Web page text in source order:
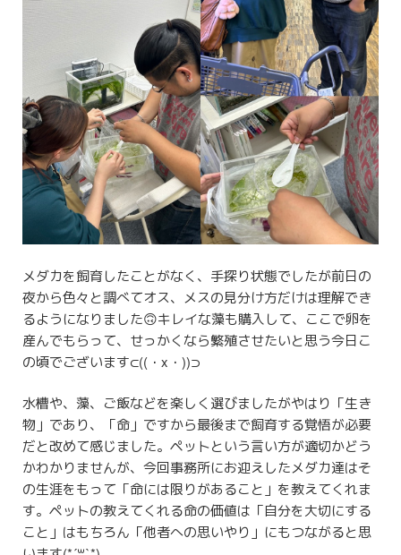
メダカを飼育したことがなく、手探り状態でしたが前日の
夜から色々と調べてオス、メスの見分け方だけは理解でき
るようになりました🙃キレイな藻も購入して、ここで卵を
産んでもらって、せっかくなら繁殖させたいと思う今日こ
の頃でございます⊂((・x・))⊃
水槽や、藻、ご飯などを楽しく選びましたがやはり「生き
物」であり、「命」ですから最後まで飼育する覚悟が必要
だと改めて感じました。ペットという言い方が適切かどう
かわかりませんが、今回事務所にお迎えしたメダカ達はそ
の生涯をもって「命には限りがあること」を教えてくれま
す。ペットの教えてくれる命の価値は「自分を大切にする
こと」はもちろん「他者への思いやり」にもつながると思